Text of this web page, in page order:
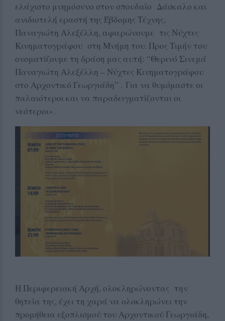
ελάχιστο μνημόσυνο στον σπουδαίο Δάσκαλο και
ανιδιοτελή εραστή της Έβδομης Τέχνης,
Παναγιώτη Αλεξέλλη, αφιερώνουμε τις Νύχτες
Κινηματογράφου στη Μνήμη του. Προς Τιμήν του
ονοματίζουμε τη δράση μας αυτή: “Θερινό Σινεμά
Παναγιώτη Αλεξέλλη – Νύχτες Κινηματογράφου
στο Αρχοντικό Γεωργιάδη” . Για να θυμόμαστε οι
παλαιότεροι και να παραδειγματίζονται οι
νεότεροι».
Η Περιφερειακή Αρχή, ολοκληρώνοντας την
θητεία της, έχει τη χαρά να ολοκληρώνει την
προμήθεια εξοπλισμού του Αρχοντικού Γεωργιάδη,